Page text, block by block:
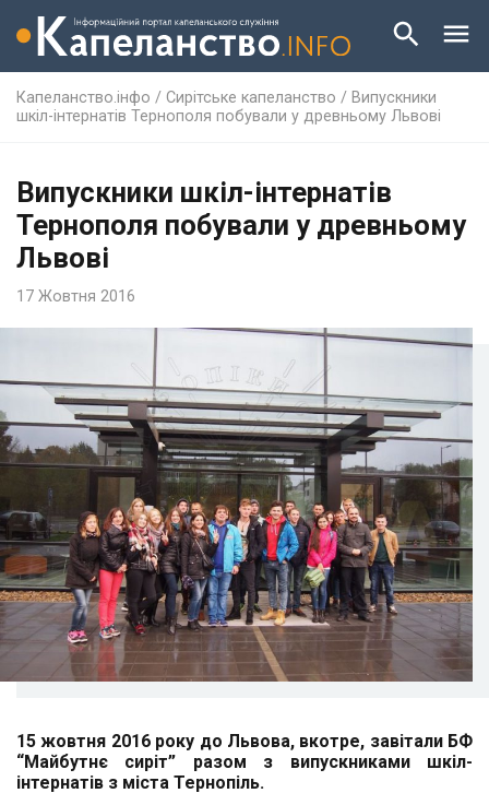
Капеланство.інфо / Сирітське капеланство / Випускники
шкіл-інтернатів Тернополя побували у древньому Львові
Випускники шкіл-інтернатів
Тернополя побували у древньому
Львові
17 Жовтня 2016
15 жовтня 2016 року до Львова, вкотре, завітали БФ
“Майбутнє сиріт” разом з випускниками шкіл-
інтернатів з міста Тернопіль.